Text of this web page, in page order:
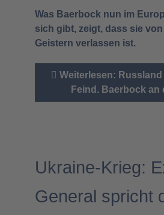
Was Baerbock nun im
sich gibt, zeigt, dass sie
Geistern verlassen ist.
Weiterlesen:
Feind. Baerbock an
Ukraine-Krieg:
General spricht